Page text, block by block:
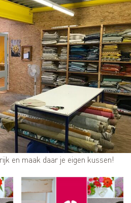
en maak daar je eigen kussen!